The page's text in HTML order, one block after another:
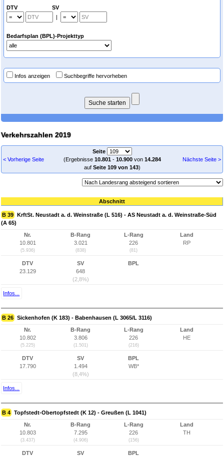
DTV SV
|
Bedarfsplan (BPL)-Projekttyp
Infos anzeigen Suchbegriffe hervorheben
Verkehrszahlen 2019
< Vorherige Seite
Seite
(Ergebnisse 10.801- 10.900von 14.284
auf Seite 109 von 143)
Nächste Seite >
Abschnitt
B 39 KrftSt. Neustadt a. d. Weinstraße (L 516) - AS Neustadt a. d. Weinstraße-Süd
(A 65)
Nr.
10.801
(5.936)
B-Rang
3.021
(838)
L-Rang
226
(81)
Land
RP
DTV
23.129
SV
648
(2,8%)
BPL
Infos...
B 26 Sickenhofen (K 183) - Babenhausen (L 3065/L 3116)
Nr.
10.802
(5.225)
B-Rang
3.806
(1.501)
L-Rang
226
(216)
Land
HE
DTV
17.790
SV
1.494
(8,4%)
BPL
WB*
Infos...
B 4 Topfstedt-Obertopfstedt (K 12) - Greußen (L 1041)
Nr.
10.803
(3.437)
B-Rang
7.295
(4.906)
L-Rang
226
(156)
Land
TH
DTV
SV
BPL